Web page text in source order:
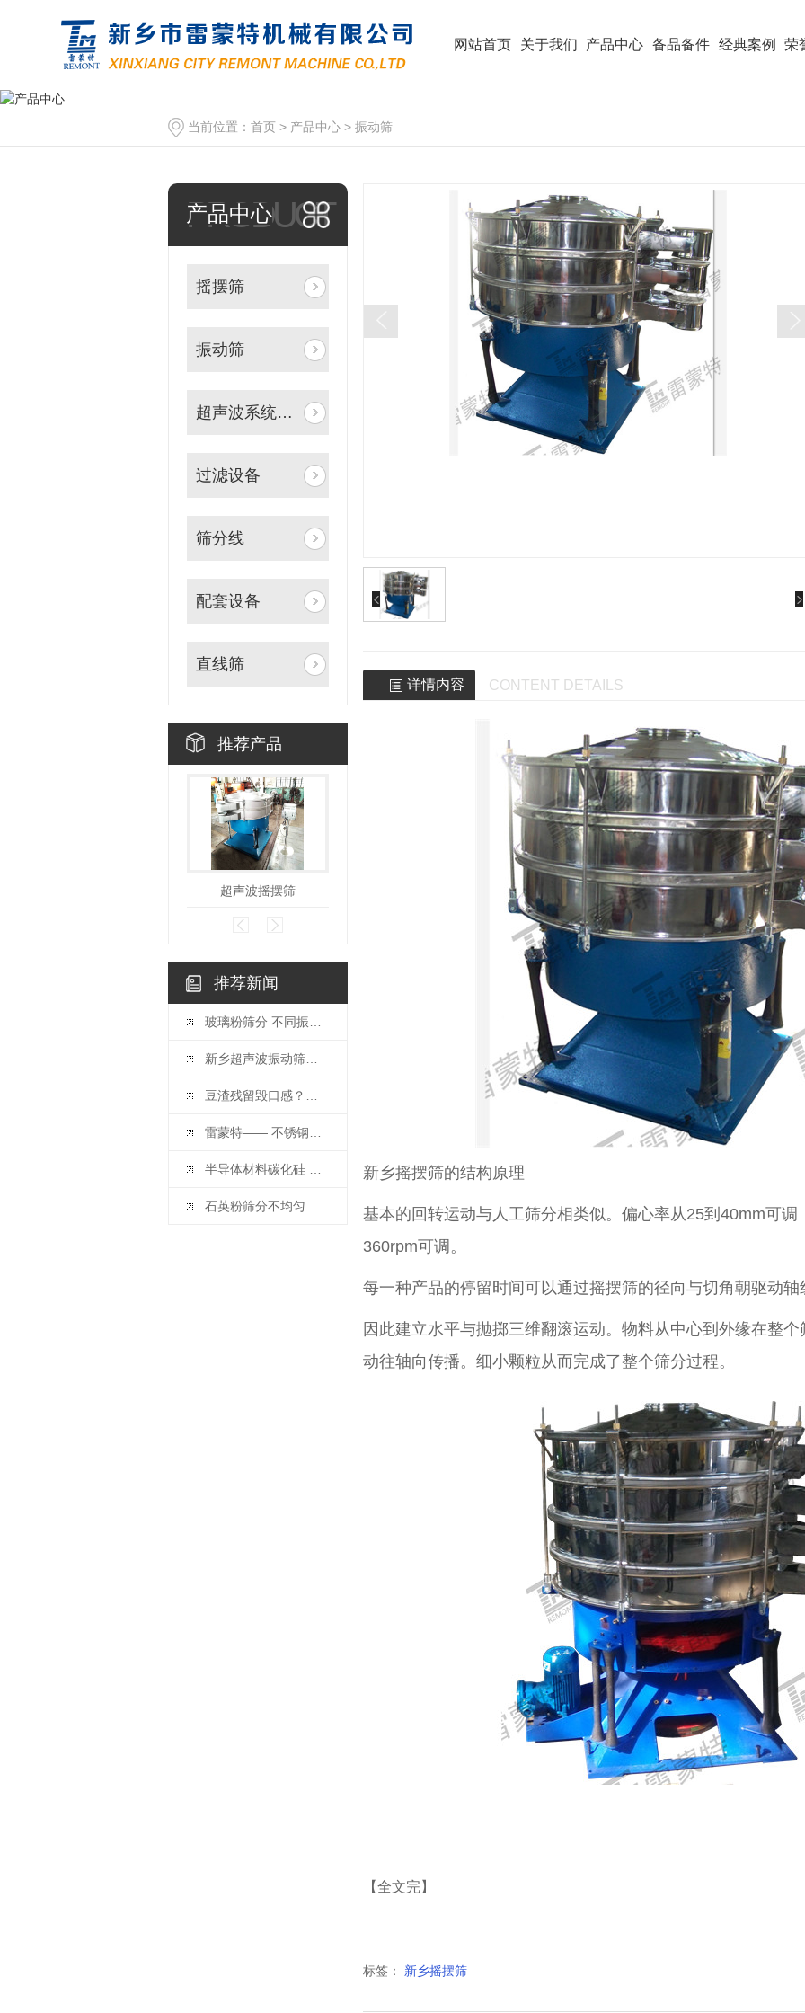
网站首页 关于我们 产品中心 备品备件 经典案例 荣
当前位置： 首页 > 产品中心 > 振动筛
PRODUCT
产品中心
摇摆筛
振动筛
超声波系统筛分设备
过滤设备
筛分线
配套设备
直线筛
推荐产品
超声波摇摆筛 新能源锂电超声波振动筛 不锈钢面振动平
推荐新闻
玻璃粉筛分 不同振动筛设备可按需选择
新乡超声波振动筛厂家：超声波振动筛是怎么工作的呢
豆渣残留毁口感？豆浆过滤筛 让豆浆丝滑无渣！
雷蒙特—— 不锈钢果汁过滤筛 提升果汁品质
半导体材料碳化硅 超声波振动筛解析
石英粉筛分不均匀 ？ 不锈钢旋振筛 多层级“布局”
详情内容 CONTENT DETAILS
新乡摇摆筛的结构原理
基本的回转运动与人工筛分相类似。偏心率从25到40mm可
360rpm可调。
每一种产品的停留时间可以通过摇摆筛的径向与切角朝驱动
因此建立水平与抛掷三维翻滚运动。物料从中心到外缘在整
动往轴向传播。细小颗粒从而完成了整个筛分过程。
【全文完】
标签： 新乡摇摆筛